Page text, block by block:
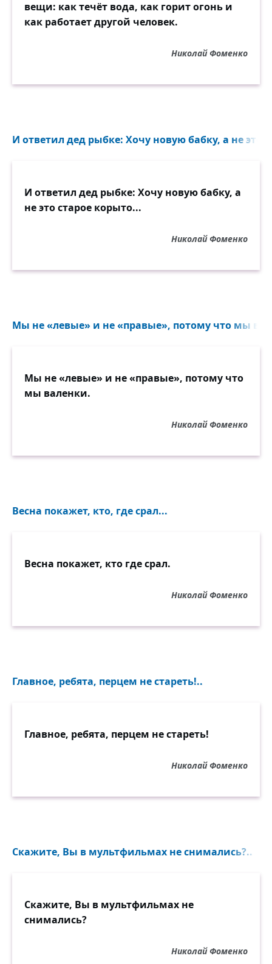
вещи: как течёт вода, как горит огонь и
как работает другой человек.
Николай Фоменко
И ответил дед рыбке: Хочу новую бабку, а не это
И ответил дед рыбке: Хочу новую бабку, а
не это старое корыто...
Николай Фоменко
Мы не «левые» и не «правые», потому что мы
Мы не «левые» и не «правые», потому что
мы валенки.
Николай Фоменко
Весна покажет, кто, где срал...
Весна покажет, кто где срал.
Николай Фоменко
Главное, ребята, перцем не стареть!..
Главное, ребята, перцем не стареть!
Николай Фоменко
Скажите, Вы в мультфильмах не снимались?..
Скажите, Вы в мультфильмах не
снимались?
Николай Фоменко